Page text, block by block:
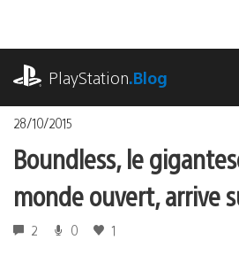
contenu
PlayStation.Blog
28/10/2015
Boundless, le
monde ouvert, arrive
2 0 1